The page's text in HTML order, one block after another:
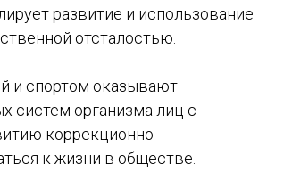
развитие и использование
отсталостью.
и спортом оказывают
систем организма лиц с
коррекционно-
к жизни в обществе.